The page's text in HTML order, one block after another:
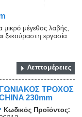
μέγεθος λαβής,
ξεκούραστη εργασία
Λεπτομέρειες
ΓΩΝΙΑΚΟΣ ΤΡΟΧΟΣ
230mm
Κωδικός Προϊόντος: